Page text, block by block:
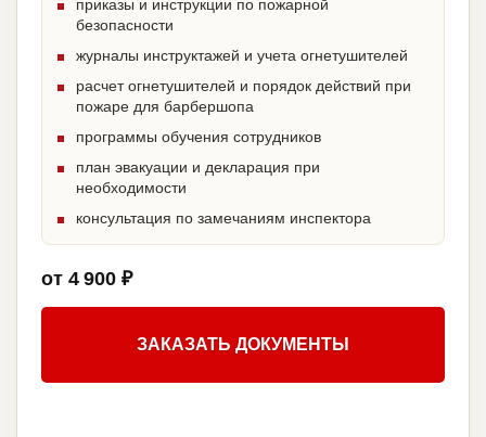
приказы и инструкции по пожарной
безопасности
журналы инструктажей и учета огнетушителей
расчет огнетушителей и порядок действий при
пожаре для барбершопа
программы обучения сотрудников
план эвакуации и декларация при
необходимости
консультация по замечаниям инспектора
от 4 900 ₽
ЗАКАЗАТЬ ДОКУМЕНТЫ